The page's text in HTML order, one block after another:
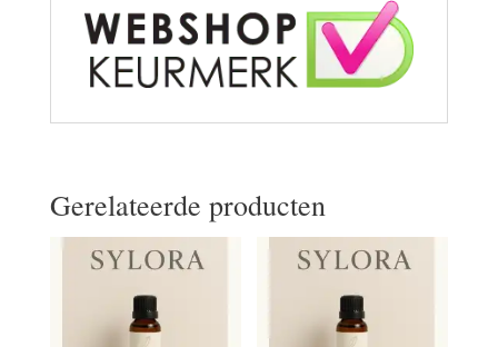
Gerelateerde producten